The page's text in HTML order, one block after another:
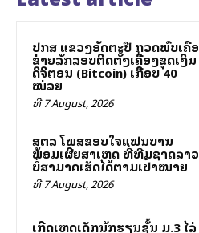
ປກສ ແຂວງອັດຕະປື ກວດພົບເຄືອ
ຂ່າຍລັກລອບຕິດຕັ້ງເຄື່ອງຂຸດເງິນ
ດິຈິຕອນ (Bitcoin) ເກືອບ 40
ໝ່ວຍ
ທີ 7 August, 2026
ສຕລ ໂພສຂອບໃຈແຟນບານ
ພ້ອມເຜີຍສາເຫດ ທີ່ທີມຊາດລາວ
ບໍ່ສາມາດເຮັດໄດ້ຕາມເປົ້າໝາຍ
ທີ 7 August, 2026
ເກີດເຫດເດັກນັກຮຽນຊັ້ນ ມ.3 ໄລ່